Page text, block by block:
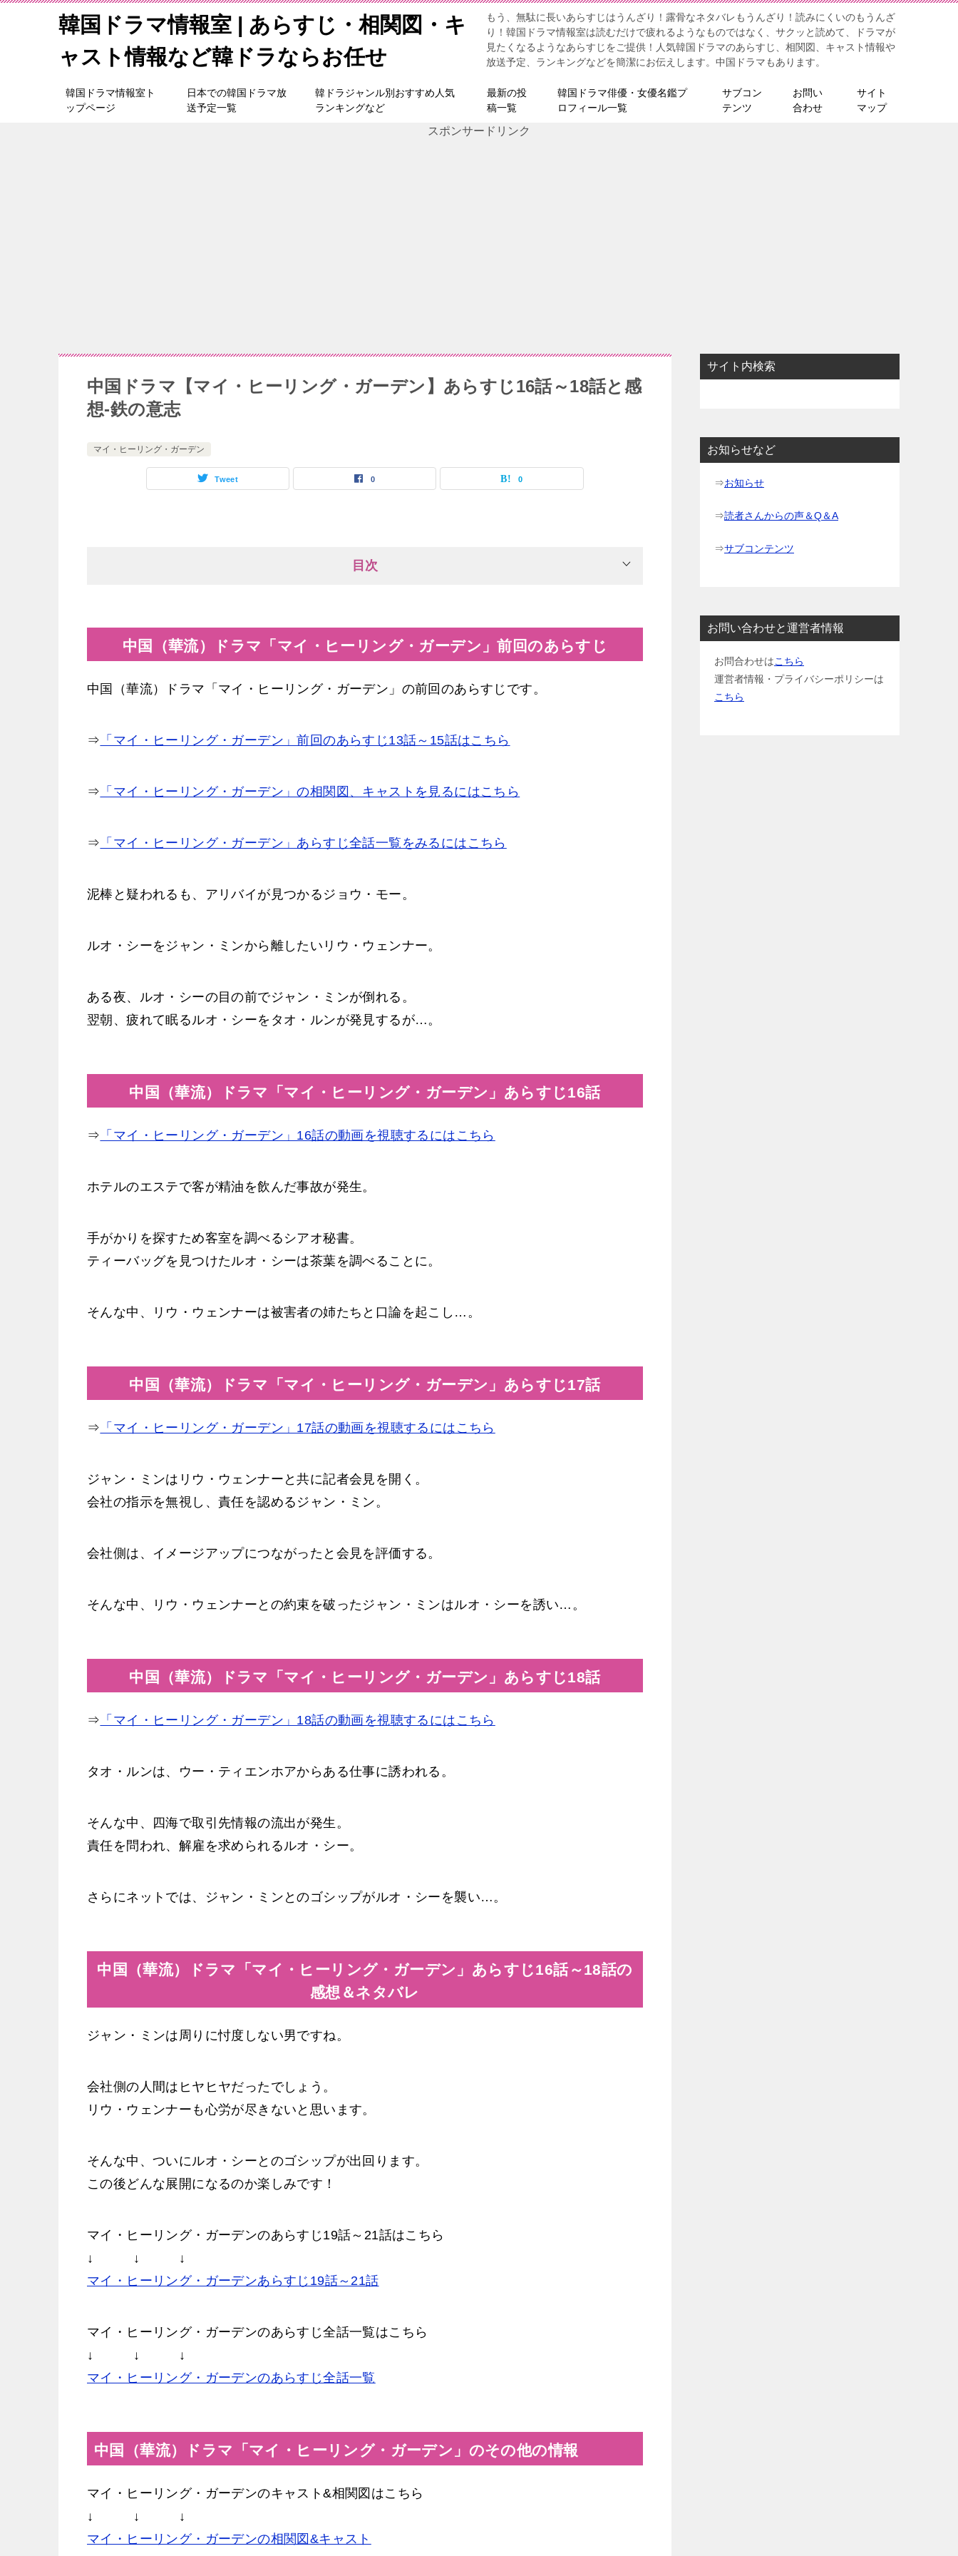
韓国ドラマ情報室 | あらすじ・相関図・キ
ャスト情報など韓ドラならお任せ
もう、無駄に長いあらすじはうんざり！露骨なネタバレもうんざり！読みにくいのもうんざ
り！韓国ドラマ情報室は読むだけで疲れるようなものではなく、サクッと読めて、ドラマが
見たくなるようなあらすじをご提供！人気韓国ドラマのあらすじ、相関図、キャスト情報や
放送予定、ランキングなどを簡潔にお伝えします。中国ドラマもあります。
韓国ドラマ情報室ト
ップページ
日本での韓国ドラマ放
送予定一覧
韓ドラジャンル別おすすめ人気
ランキングなど
最新の投
稿一覧
韓国ドラマ俳優・女優名鑑プ
ロフィール一覧
サブコン
テンツ
お問い
合わせ
サイト
マップ
スポンサードリンク
中国ドラマ【マイ・ヒーリング・ガーデン】あらすじ16話～18話と感
想-鉄の意志
マイ・ヒーリング・ガーデン
Tweet 0 0
目次
中国（華流）ドラマ「マイ・ヒーリング・ガーデン」前回のあらすじ
中国（華流）ドラマ「マイ・ヒーリング・ガーデン」の前回のあらすじです。
⇒ 「マイ・ヒーリング・ガーデン」前回のあらすじ13話～15話はこちら
⇒ 「マイ・ヒーリング・ガーデン」の相関図、キャストを見るにはこちら
⇒ 「マイ・ヒーリング・ガーデン」あらすじ全話一覧をみるにはこちら
泥棒と疑われるも、アリバイが見つかるジョウ・モー。
ルオ・シーをジャン・ミンから離したいリウ・ウェンナー。
ある夜、ルオ・シーの目の前でジャン・ミンが倒れる。
翌朝、疲れて眠るルオ・シーをタオ・ルンが発見するが…。
中国（華流）ドラマ「マイ・ヒーリング・ガーデン」あらすじ16話
⇒ 「マイ・ヒーリング・ガーデン」16話の動画を視聴するにはこちら
ホテルのエステで客が精油を飲んだ事故が発生。
手がかりを探すため客室を調べるシアオ秘書。
ティーバッグを見つけたルオ・シーは茶葉を調べることに。
そんな中、リウ・ウェンナーは被害者の姉たちと口論を起こし…。
中国（華流）ドラマ「マイ・ヒーリング・ガーデン」あらすじ17話
⇒ 「マイ・ヒーリング・ガーデン」17話の動画を視聴するにはこちら
ジャン・ミンはリウ・ウェンナーと共に記者会見を開く。
会社の指示を無視し、責任を認めるジャン・ミン。
会社側は、イメージアップにつながったと会見を評価する。
そんな中、リウ・ウェンナーとの約束を破ったジャン・ミンはルオ・シーを誘い…。
中国（華流）ドラマ「マイ・ヒーリング・ガーデン」あらすじ18話
⇒ 「マイ・ヒーリング・ガーデン」18話の動画を視聴するにはこちら
タオ・ルンは、ウー・ティエンホアからある仕事に誘われる。
そんな中、四海で取引先情報の流出が発生。
責任を問われ、解雇を求められるルオ・シー。
さらにネットでは、ジャン・ミンとのゴシップがルオ・シーを襲い…。
中国（華流）ドラマ「マイ・ヒーリング・ガーデン」あらすじ16話～18話の
感想＆ネタバレ
ジャン・ミンは周りに忖度しない男ですね。
会社側の人間はヒヤヒヤだったでしょう。
リウ・ウェンナーも心労が尽きないと思います。
そんな中、ついにルオ・シーとのゴシップが出回ります。
この後どんな展開になるのか楽しみです！
マイ・ヒーリング・ガーデンのあらすじ19話～21話はこちら
↓ ↓ ↓
マイ・ヒーリング・ガーデンあらすじ19話～21話
マイ・ヒーリング・ガーデンのあらすじ全話一覧はこちら
↓ ↓ ↓
マイ・ヒーリング・ガーデンのあらすじ全話一覧
中国（華流）ドラマ「マイ・ヒーリング・ガーデン」のその他の情報
マイ・ヒーリング・ガーデンのキャスト&相関図はこちら
↓ ↓ ↓
マイ・ヒーリング・ガーデンの相関図&キャスト
サイト内検索
お知らせなど
⇒お知らせ
⇒読者さんからの声＆Q＆A
⇒サブコンテンツ
お問い合わせと運営者情報
お問合わせはこちら
運営者情報・プライバシーポリシーは
こちら